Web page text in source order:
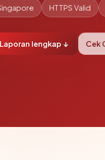
HTTPS Valid
Laporan lengkap ↓ Cek